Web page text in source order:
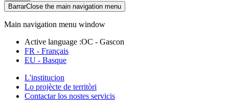
BarrarClose the main navigation menu
Main navigation menu window
Active language :OC - Gascon
FR - Français
EU - Basque
L'institucion
Lo projècte de territòri
Contactar los nostes servicis